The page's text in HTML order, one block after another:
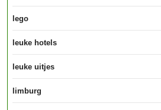
lego
leuke hotels
leuke uitjes
limburg